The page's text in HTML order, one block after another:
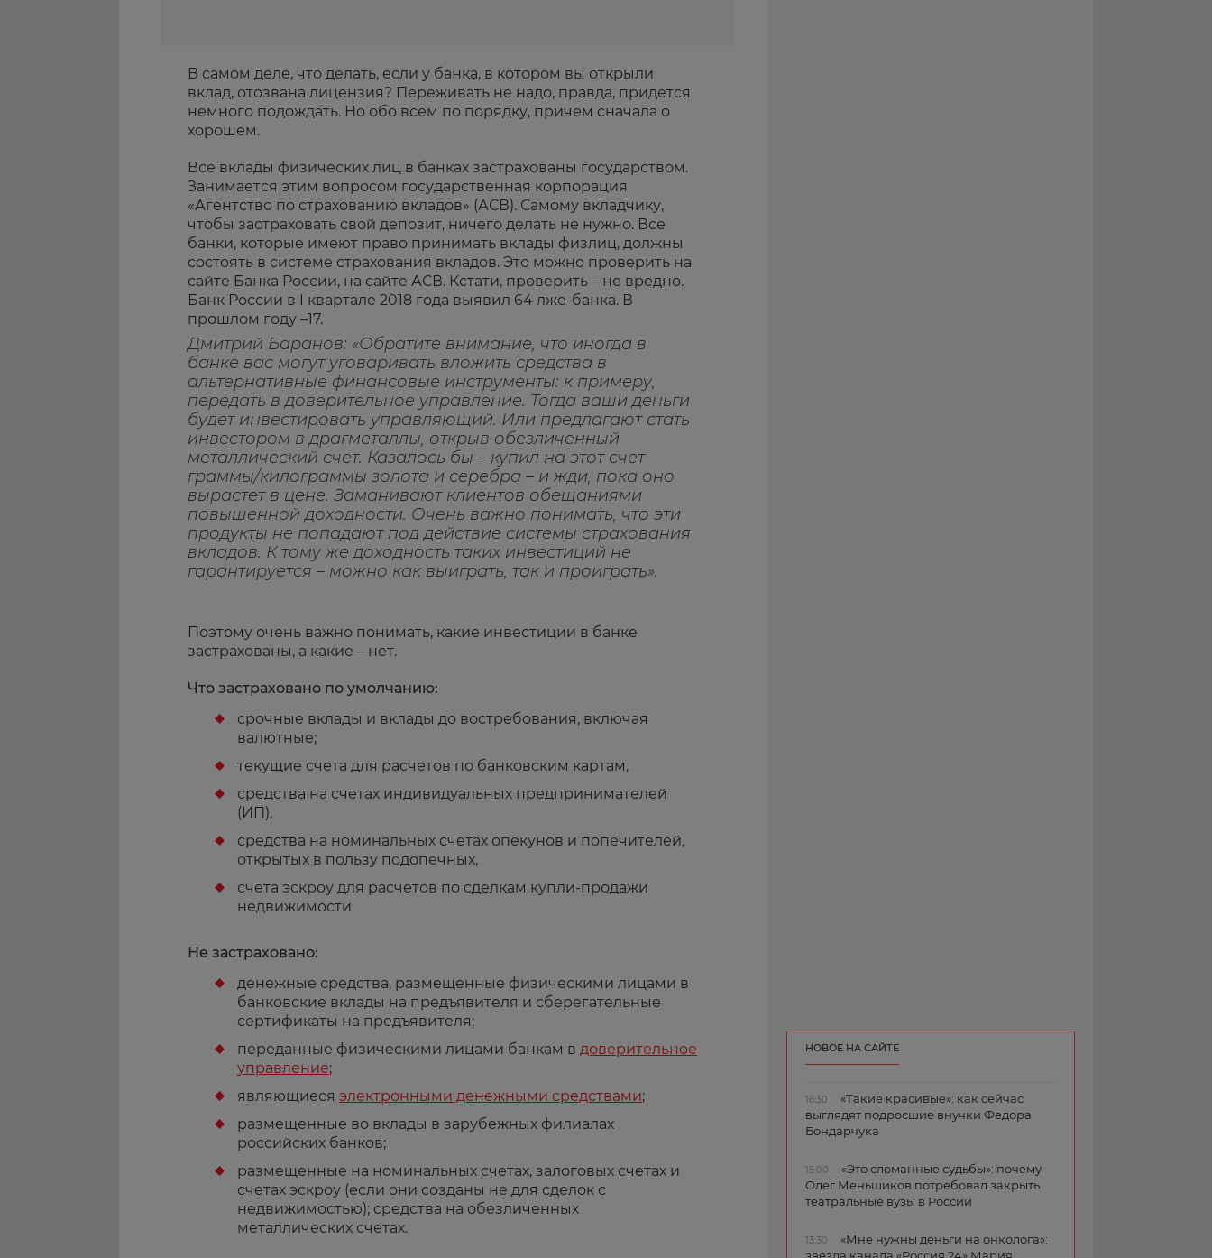
В самом деле, что делать, если у банка, в котором вы открыли
вклад, отозвана лицензия? Переживать не надо, правда, придется
немного подождать. Но обо всем по порядку, причем сначала о
хорошем.
Все вклады физических лиц в банках застрахованы государством.
Занимается этим вопросом государственная корпорация
«Агентство по страхованию вкладов» (АСВ). Самому вкладчику,
чтобы застраховать свой депозит, ничего делать не нужно. Все
банки, которые имеют право принимать вклады физлиц, должны
состоять в системе страхования вкладов. Это можно проверить на
сайте Банка России, на сайте АСВ. Кстати, проверить – не вредно.
Банк России в I квартале 2018 года выявил 64 лже-банка. В
прошлом году –17.
Дмитрий Баранов: «Обратите внимание, что иногда в
банке вас могут уговаривать вложить средства в
альтернативные финансовые инструменты: к примеру,
передать в доверительное управление. Тогда ваши деньги
будет инвестировать управляющий. Или предлагают стать
инвестором в драгметаллы, открыв обезличенный
металлический счет. Казалось бы – купил на этот счет
граммы/килограммы золота и серебра – и жди, пока оно
вырастет в цене. Заманивают клиентов обещаниями
повышенной доходности. Очень важно понимать, что эти
продукты не попадают под действие системы страхования
вкладов. К тому же доходность таких инвестиций не
гарантируется – можно как выиграть, так и проиграть».
Поэтому очень важно понимать, какие инвестиции в банке
застрахованы, а какие – нет.
Что застраховано по умолчанию:
срочные вклады и вклады до востребования, включая
валютные;
текущие счета для расчетов по банковским картам,
средства на счетах индивидуальных предпринимателей
(ИП),
средства на номинальных счетах опекунов и попечителей,
открытых в пользу подопечных,
счета эскроу для расчетов по сделкам купли-продажи
недвижимости
Не застраховано:
денежные средства, размещенные физическими лицами в
банковские вклады на предъявителя и сберегательные
сертификаты на предъявителя;
переданные физическими лицами банкам в доверительное
управление;
являющиеся электронными денежными средствами;
размещенные во вклады в зарубежных филиалах
российских банков;
размещенные на номинальных счетах, залоговых счетах и
счетах эскроу (если они созданы не для сделок с
недвижимостью); средства на обезличенных
металлических счетах.
НОВОЕ НА САЙТЕ
16:30
«Такие красивые»: как сейчас
выглядят подросшие внучки Федора
Бондарчука
15:00
«Это сломанные судьбы»: почему
Олег Меньшиков потребовал закрыть
театральные вузы в России
13:30
«Мне нужны деньги на онколога»: